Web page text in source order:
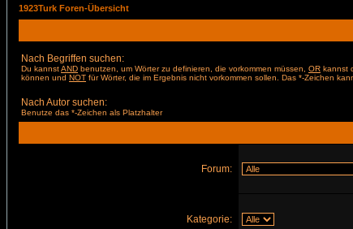
1923Turk Foren-Übersicht
Nach Begriffen suchen:
Du kannstAND benutzen, um Wörter zu definieren, die vorkommen müssen, OR kannst
können und NOT für Wörter, die im Ergebnis nicht vorkommen sollen. Das *-Zeichen
Nach Autor suchen:
Benutze das *-Zeichen als Platzhalter
Forum:
Kategorie: